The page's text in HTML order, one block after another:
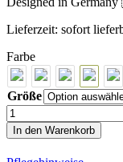
Lieferzeit: sofort
Farbe
Größe
Elefante
Pro
Line
In den Warenkorb